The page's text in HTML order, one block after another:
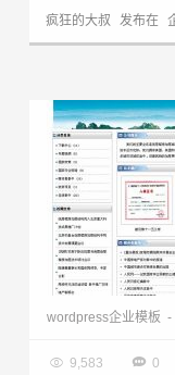
疯狂的大叔 发布在
wordpress企业模板 -
 9,583  0